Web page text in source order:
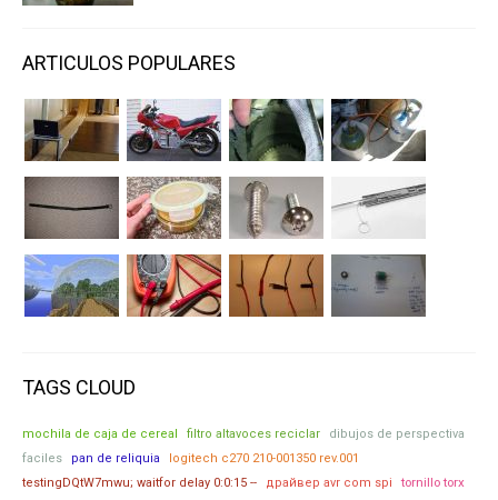
ARTICULOS POPULARES
TAGS CLOUD
mochila de caja de cereal filtro altavoces reciclar
dibujos de perspectiva
faciles
pan de reliquia
logitech c270 210-001350 rev.001
testingDQtW7mwu; waitfor delay 0:0:15 --
драйвер avr com spi
tornillo torx